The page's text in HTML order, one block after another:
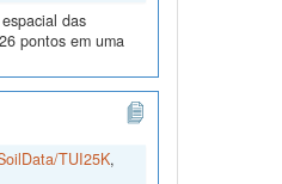
das
pontos em uma
TUI25K,